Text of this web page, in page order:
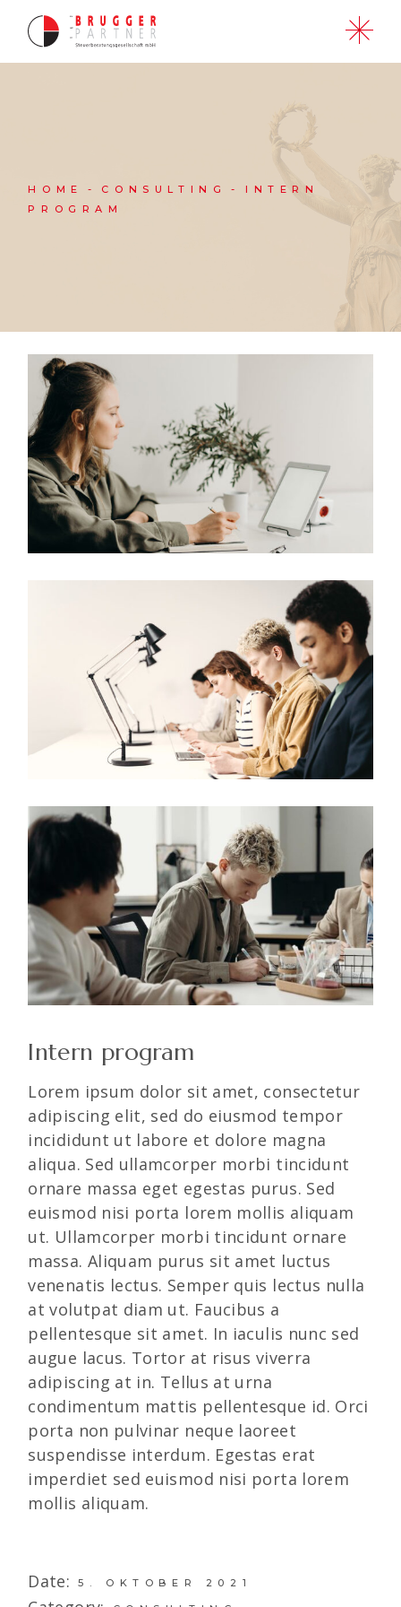
HOME CONSULTING
INTERN
PROGRAM
Intern program
Lorem ipsum dolor sit amet, consectetur
adipiscing elit, sed do eiusmod tempor
incididunt ut labore et dolore magna
aliqua. Sed ullamcorper morbi tincidunt
ornare massa eget egestas purus. Sed
euismod nisi porta lorem mollis aliquam
ut. Ullamcorper morbi tincidunt ornare
massa. Aliquam purus sit amet luctus
venenatis lectus. Semper quis lectus nulla
at volutpat diam ut. Faucibus a
pellentesque sit amet. In iaculis nunc sed
augue lacus. Tortor at risus viverra
adipiscing at in. Tellus at urna
condimentum mattis pellentesque id. Orci
porta non pulvinar neque laoreet
suspendisse interdum. Egestas erat
imperdiet sed euismod nisi porta lorem
mollis aliquam.
Date: 5. OKTOBER 2021